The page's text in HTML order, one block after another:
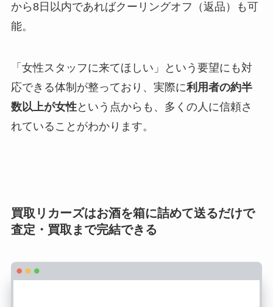
から8日以内であればクーリングオフ（返品）も可
能。
「女性スタッフに来てほしい」という要望にも対
応できる体制が整っており、実際に利用者の約半
数以上が女性という点からも、多くの人に信頼さ
れていることがわかります。
買取リカーズはお酒を箱に詰めて送るだけで
査定・買取まで完結できる